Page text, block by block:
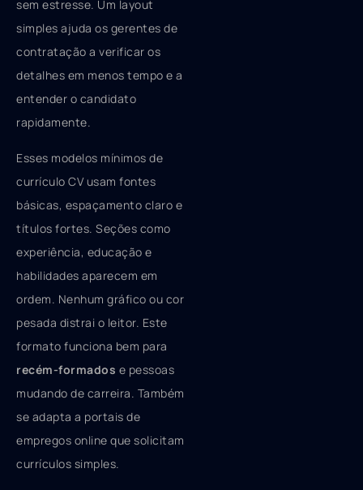
sem estresse. Um layout
simples ajuda os gerentes de
contratação a verificar os
detalhes em menos tempo e a
entender o candidato
rapidamente.
Esses modelos mínimos de
currículo CV usam fontes
básicas, espaçamento claro e
títulos fortes. Seções como
experiência, educação e
habilidades aparecem em
ordem. Nenhum gráfico ou cor
pesada distrai o leitor. Este
formato funciona bem para
recém-formados e pessoas
mudando de carreira. Também
se adapta a portais de
empregos online que solicitam
currículos simples.